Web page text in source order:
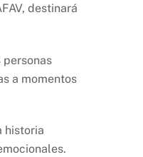
destinará
personas
a momentos
historia